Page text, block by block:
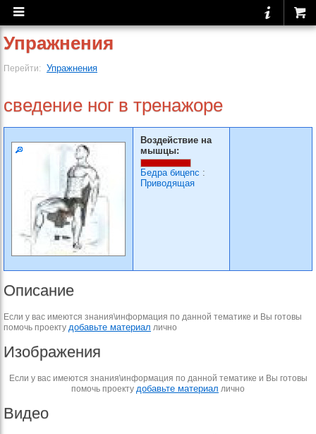
Упражнения
Перейти: Упражнения
сведение ног в тренажоре
Воздействие на
мышцы:
Бедра бицепс :
Приводящая
Описание
Если у вас имеются знания\информация по данной тематике и Вы готовы
помочь проекту добавьте материал лично
Изображения
Если у вас имеются знания\информация по данной тематике и Вы готовы
помочь проекту добавьте материал лично
Видео